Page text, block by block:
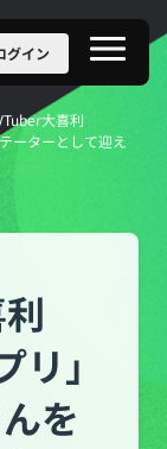
メ
グイン
大喜利
ーターとして迎え
リ」
を